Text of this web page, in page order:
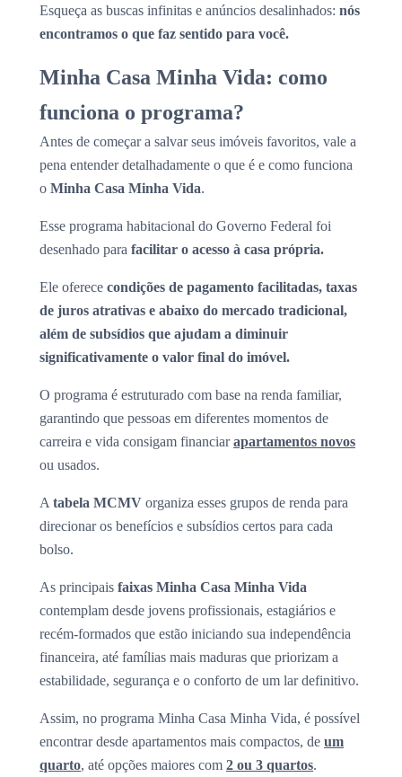
Esqueça as buscas infinitas e anúncios desalinhados: nós
encontramos o que faz sentido para você.
Minha Casa Minha Vida: como
funciona o programa?
Antes de começar a salvar seus imóveis favoritos, vale a
pena entender detalhadamente o que é e como funciona
o Minha Casa Minha Vida.
Esse programa habitacional do Governo Federal foi
desenhado para facilitar o acesso à casa própria.
Ele oferece condições de pagamento facilitadas, taxas
de juros atrativas e abaixo do mercado tradicional,
além de subsídios que ajudam a diminuir
significativamente o valor final do imóvel.
O programa é estruturado com base na renda familiar,
garantindo que pessoas em diferentes momentos de
carreira e vida consigam financiarapartamentos novos
ou usados.
A tabela MCMV organiza esses grupos de renda para
direcionar os benefícios e subsídios certos para cada
bolso.
As principais faixas Minha Casa Minha Vida
contemplam desde jovens profissionais, estagiários e
recém-formados que estão iniciando sua independência
financeira, até famílias mais maduras que priorizam a
estabilidade, segurança e o conforto de um lar definitivo.
Assim, no programa Minha Casa Minha Vida, é possível
encontrar desde apartamentos mais compactos, de um
quarto, até opções maiores com 2 ou 3 quartos.